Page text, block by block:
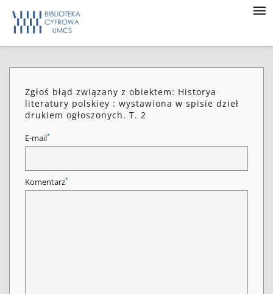
Zgłoś błąd związany z obiektem: Historya
literatury polskiey : wystawiona w spisie dzieł
drukiem ogłoszonych. T. 2
E-mail*
Komentarz*